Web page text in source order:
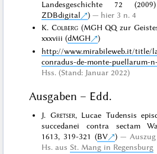
Landesgeschichte 72
ZDBdigital
)
hier 3 n. 4
K. Colberg(MGH QQ zur
xxxviii (dMGH
)
http://www.mirabileweb.it/title/
conradus-de-monte-puellarum-
Hss. (Stand: Januar 2022)
Ausgaben – Edd.
J. Gretser, Lucae Tudensis
succedanei contra sectam
1613, 319-321 (BV )
Hs. aus St. Mang in Regensburg